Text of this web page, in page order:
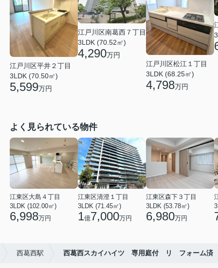
江戸川区平井２丁目
3LDK (70.50㎡)
5,599万円
江戸川区南葛西７丁目
3LDK (70.52㎡)
4,290万円
江戸川区松江１丁目
3LDK (68.25㎡)
4,798万円
よく見られている物件
江東区大島４丁目
3LDK (102.00㎡)
6,998万円
江東区清澄１丁目
3LDK (71.45㎡)
1億7,000万円
江東区森下３丁目
3LDK (53.78㎡)
6,980万円
西葛西駅 西葛西スカイハイツ 専用庭付 リ フォーム済